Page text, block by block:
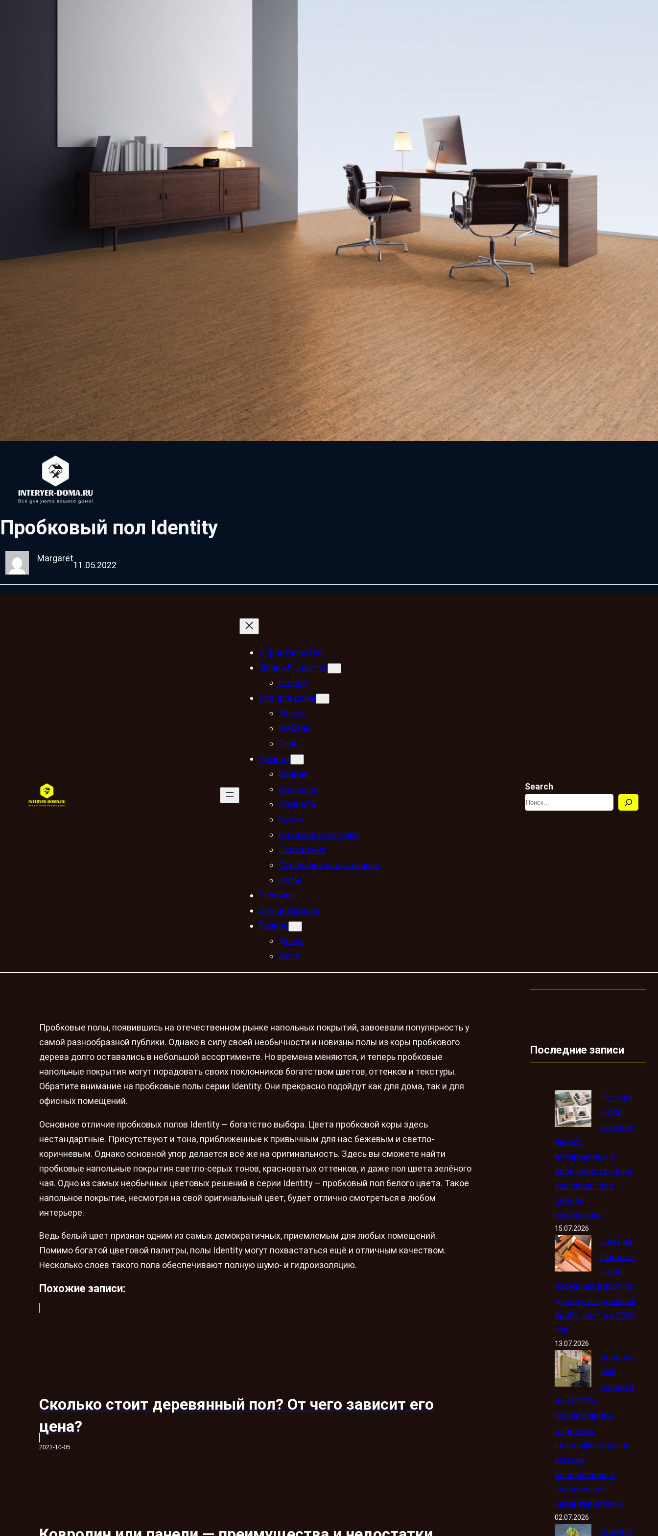
Пробковый пол Identity
Margaret
11.05.2022
Строительство
Дачный участок
Огород
Всё для дома
Двери
Мебель
Окна
Ремонт
Ванная
Интерьер
Комната
Кухня
Натяжные потолки
Освещение
Отопление и сантехника
Полы
Техника
Это интересно
Разное
Досуг
Авто
Search
Пробковые полы, появившись на отечественном рынке напольных покрытий, завоевали популярность у
самой разнообразной публики. Однако в силу своей необычности и новизны полы из коры пробкового
дерева долго оставались в небольшой ассортименте. Но времена меняются, и теперь пробковые
напольные покрытия могут порадовать своих поклонников богатством цветов, оттенков и текстуры.
Обратите внимание на пробковые полы серии Identity. Они прекрасно подойдут как для дома, так и для
офисных помещений.
Основное отличие пробковых полов Identity — богатство выбора. Цвета пробковой коры здесь
нестандартные. Присутствуют и тона, приближенные к привычным для нас бежевым и светло-
коричневым. Однако основной упор делается всё же на оригинальность. Здесь вы сможете найти
пробковые напольные покрытия светло-серых тонов, красноватых оттенков, и даже пол цвета зелёного
чая. Одно из самых необычных цветовых решений в серии Identity — пробковый пол белого цвета. Такое
напольное покрытие, несмотря на свой оригинальный цвет, будет отлично смотреться в любом
интерьере.
Ведь белый цвет признан одним из самых демократичных, приемлемым для любых помещений.
Помимо богатой цветовой палитры, полы Identity могут похвастаться ещё и отличным качеством.
Несколько слоёв такого пола обеспечивают полную шумо- и гидроизоляцию.
Похожие записи:
Сколько стоит деревянный пол? От чего зависит его
цена?
2022-10-05
Последние записи
Каталог
и для
строите
льных,
интерьерных и
производственных
компаний: что
сейчас
заказывают
15.07.2026
Цена на
Пинотек
с для
наружных работ по
дереву: актуальный
прайс-лист на 2026
год
13.07.2026
Вспенен
ный
полиэти
лен (ППЭ):
молекулярное
строение,
классификация по
методу
вспенивания и
технические
характеристики
02.07.2026
Темпер